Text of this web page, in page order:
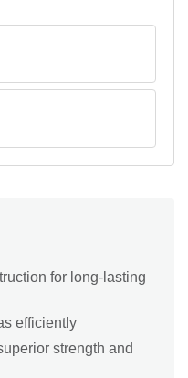
for long-lasting
efficiently
strength and